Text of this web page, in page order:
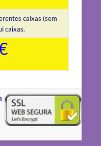
caixas (sem
caixas.